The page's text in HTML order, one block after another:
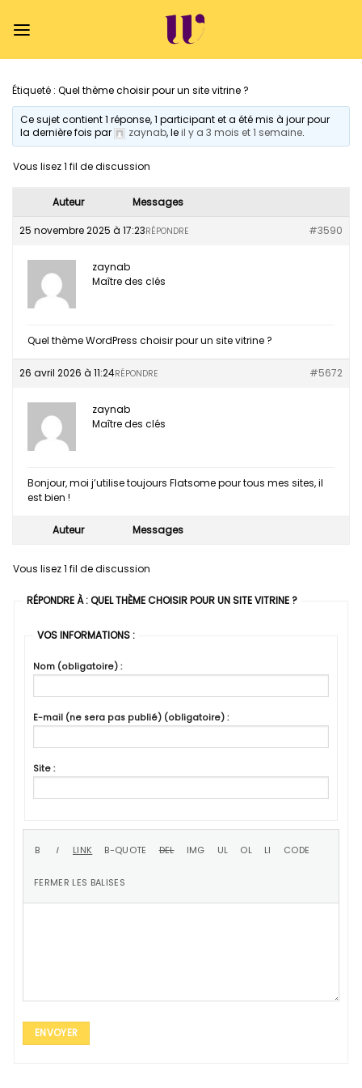
au
Étiqueté : Quel thème choisir pour un site vitrine ?
Ce sujet contient 1 réponse, 1 participant et a été mis à jour pour
la dernière fois par
zaynab, leil y a 3 mois et 1 semaine.
Vous lisez 1 fil de discussion
Auteur Messages
25 novembre 2025 à 17:23 #3590
RÉPONDRE
zaynab
Maître des clés
Quel thème WordPress choisir pour un site vitrine ?
26 avril 2026 à 11:24 #5672
RÉPONDRE
zaynab
Maître des clés
Bonjour, moi j’utilise toujours Flatsome pour tous mes sites, il
est bien !
Auteur Messages
Vous lisez 1 fil de discussion
RÉPONDRE À : QUEL THÈME CHOISIR POUR UN SITE VITRINE ?
VOS INFORMATIONS :
Nom (obligatoire) :
E-mail (ne sera pas publié) (obligatoire) :
Site :
ENVOYER